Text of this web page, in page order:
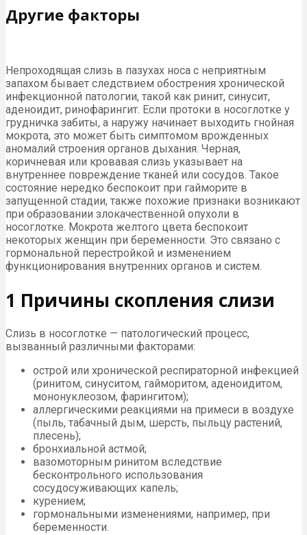
Другие факторы
Непроходящая слизь в пазухах носа с неприятным
запахом бывает следствием обострения хронической
инфекционной патологии, такой как ринит, синусит,
аденоидит, ринофарингит. Если протоки в носоглотке у
грудничка забиты, а наружу начинает выходить гнойная
мокрота, это может быть симптомом врожденных
аномалий строения органов дыхания. Черная,
коричневая или кровавая слизь указывает на
внутреннее повреждение тканей или сосудов. Такое
состояние нередко беспокоит при гайморите в
запущенной стадии, также похожие признаки возникают
при образовании злокачественной опухоли в
носоглотке. Мокрота желтого цвета беспокоит
некоторых женщин при беременности. Это связано с
гормональной перестройкой и изменением
функционирования внутренних органов и систем.
1 Причины скопления слизи
Слизь в носоглотке — патологический процесс,
вызванный различными факторами:
острой или хронической респираторной инфекцией
(ринитом, синуситом, гайморитом, аденоидитом,
мононуклеозом, фарингитом);
аллергическими реакциями на примеси в воздухе
(пыль, табачный дым, шерсть, пыльцу растений,
плесень);
бронхиальной астмой;
вазомоторным ринитом вследствие
бесконтрольного использования
сосудосуживающих капель;
курением;
гормональными изменениями, например, при
беременности.